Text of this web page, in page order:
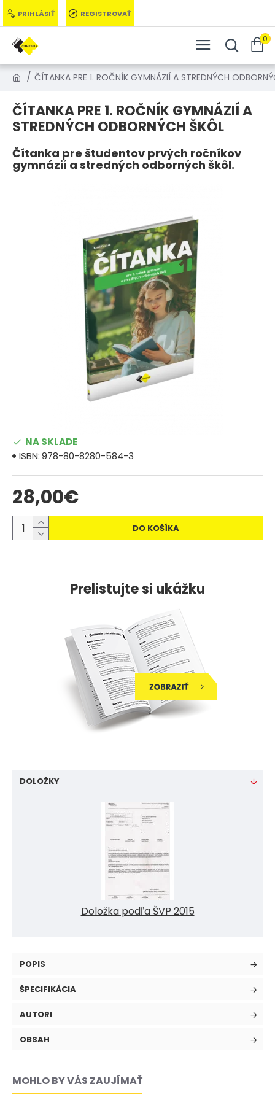
PRIHLÁSIŤ REGISTROVAŤ
0
ČÍTANKA PRE 1. ROČNÍK GYMNÁZIÍ A STREDNÝCH
ČÍTANKA PRE 1. ROČNÍK GYMNÁZIÍ A
STREDNÝCH ODBORNÝCH ŠKÔL
Čítanka pre študentov prvých ročníkov
gymnázií a stredných odborných škôl.
28,00€
NA SKLADE
ISBN:978-80-8280-584-3
DO KOŠÍKA
Prelistujte si ukážku
DOLOŽKY
Doložka podľa ŠVP 2015
POPIS
ŠPECIFIKÁCIA
AUTORI
OBSAH
MOHLO BY VÁS ZAUJÍMAŤ